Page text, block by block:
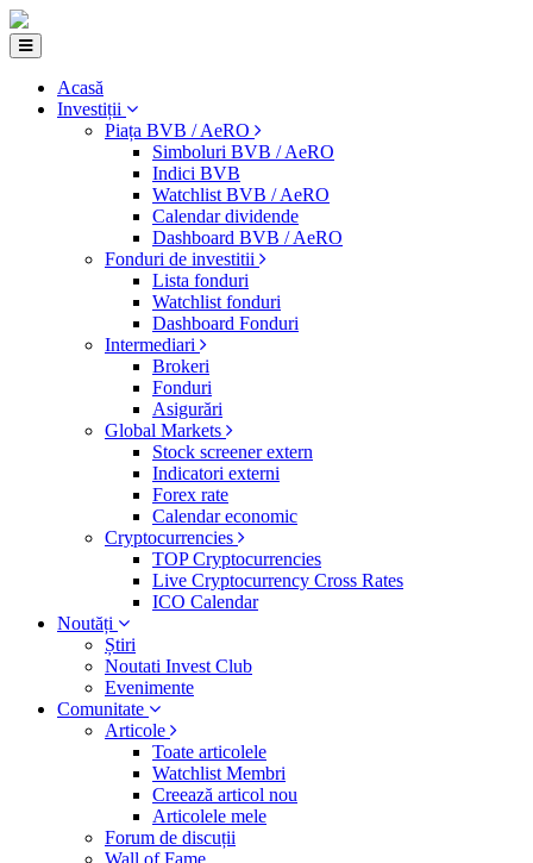
Acasă
Investiții
Piața BVB / AeRO
Simboluri BVB / AeRO
Indici BVB
Watchlist BVB / AeRO
Calendar dividende
Dashboard BVB / AeRO
Fonduri de investitii
Lista fonduri
Watchlist fonduri
Dashboard Fonduri
Intermediari
Brokeri
Fonduri
Asigurări
Global Markets
Stock screener extern
Indicatori externi
Forex rate
Calendar economic
Cryptocurrencies
TOP Cryptocurrencies
Live Cryptocurrency Cross Rates
ICO Calendar
Noutăți
Știri
Noutati Invest Club
Evenimente
Comunitate
Articole
Toate articolele
Watchlist Membri
Creează articol nou
Articolele mele
Forum de discuții
Wall of Fame